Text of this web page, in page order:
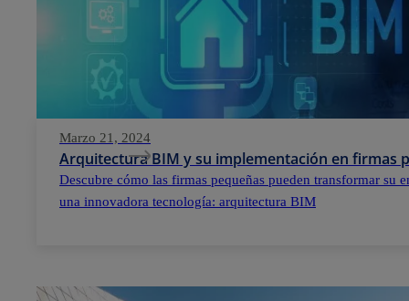
Marzo 21, 2024
Arquitectura BIM y su implementación en firmas
Descubre cómo las firmas pequeñas pueden transformar su
una innovadora tecnología: arquitectura BIM